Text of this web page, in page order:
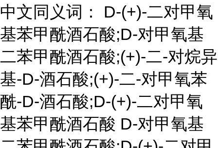
中文同义词： D-(+)-二对甲氧
基苯甲酰酒石酸;D-对甲氧基
二苯甲酰酒石酸;(+)-二-对烷异
基-D-酒石酸;(+)-二-对甲氧苯
酰-D-酒石酸;D-(+)-二对甲氧
基苯甲酰酒石酸 D-对甲氧基